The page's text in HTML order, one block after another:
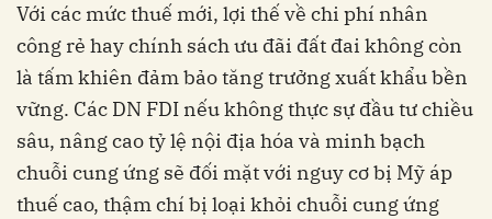
Với các mức thuế mới, lợi thế về chi phí nhân
công rẻ hay chính sách ưu đãi đất đai không còn
là tấm khiên đảm bảo tăng trưởng xuất khẩu bền
vững. Các DN FDI nếu không thực sự đầu tư chiều
sâu, nâng cao tỷ lệ nội địa hóa và minh bạch
chuỗi cung ứng sẽ đối mặt với nguy cơ bị Mỹ áp
thuế cao, thậm chí bị loại khỏi chuỗi cung ứng